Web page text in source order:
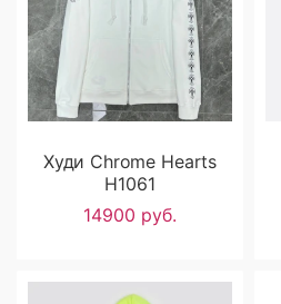
Худи Chrome Hearts
H1061
14900 руб.